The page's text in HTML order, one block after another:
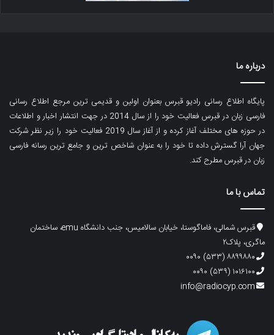
درباره ما
پایگاه اطلاع رسانی رادیو قبرس بعنوان اولین و قدیمی ترین مرجع اطلاع رسانی
فارسی زبان در قبرس فعالیت خود را از سال 2014 در جهت انتشار اخبار و اطلاعات
در حوزه های مختلف آغاز کرده و از آغاز سال 2019 فعالیت خود را زیر نظر شرکت
جهان آرا گسترش داده تا خود را به عنوان شاخص ترین و جامع ترین رسانه فارسی
زبان در قبرس مطرح کند.
تماس با ما
قبرس شمالی، فاماگوستا، خیابان سالامیس، جنب دانشگاه emu، ساختمان
ماگری، پلاک۲
۸۸۹۹۸۸۰ (۵۳۳) ۰۰۹۰
۱۰۱۶۱۰۰ (۵۳۹) ۰۰۹۰
info@radiocyp.com